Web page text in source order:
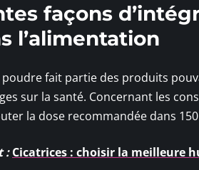
façons
l’alimentation
poudre fait partie des produits
sur la santé. Concernant les
la dose recommandée dans
: Cicatrices : choisir la meilleure